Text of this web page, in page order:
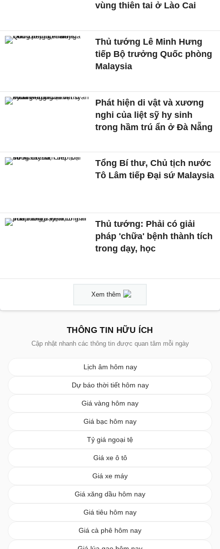
vùng thiên tai ở Lào Cai
Thủ tướng Lê Minh Hưng
tiếp Bộ trưởng Quốc phòng
Malaysia
Phát hiện di vật và xương
nghi của liệt sỹ hy sinh
trong hầm trú ẩn ở Đà Nẵng
Tổng Bí thư, Chủ tịch nước
Tô Lâm tiếp Đại sứ Malaysia
Thủ tướng: Phải có giải
pháp 'chữa' bệnh thành tích
trong dạy, học
Xem thêm
THÔNG TIN HỮU ÍCH
Cập nhật nhanh các thông tin được quan tâm mỗi ngày
Lịch âm hôm nay
Dự báo thời tiết hôm nay
Giá vàng hôm nay
Giá bạc hôm nay
Tỷ giá ngoại tệ
Giá xe ô tô
Giá xe máy
Giá xăng dầu hôm nay
Giá tiêu hôm nay
Giá cà phê hôm nay